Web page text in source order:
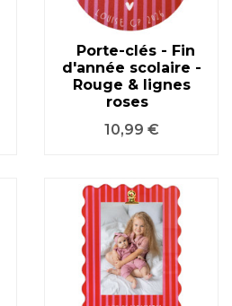
Porte-clés - Fin
d'année scolaire -
Rouge & lignes
roses
Prix
10,99 €